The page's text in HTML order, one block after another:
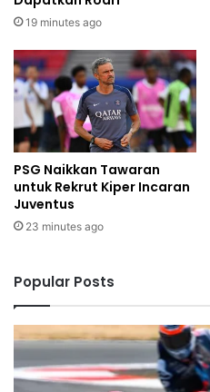
19 minutes ago
PSG Naikkan Tawaran
untuk Rekrut Kiper Incaran
Juventus
23 minutes ago
Popular Posts